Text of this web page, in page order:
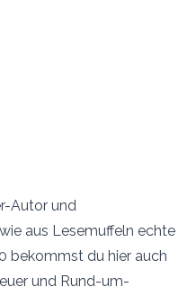
Autor und
aus Lesemuffeln echte
bekommst du hier auch
und Rund-um-